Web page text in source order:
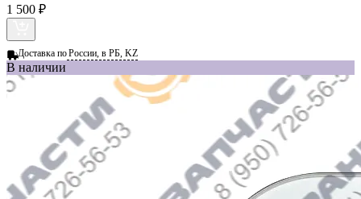
1 500 ₽
Доставка поРоссии, в РБ, KZ
В наличии